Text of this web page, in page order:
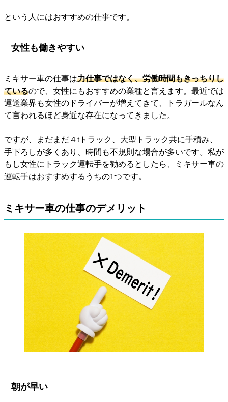
という人にはおすすめの仕事です。
女性も働きやすい
ミキサー車の仕事は力仕事ではなく、労働時間もきっちりし
ているので、女性にもおすすめの業種と言えます。最近では
運送業界も女性のドライバーが増えてきて、トラガールなん
て言われるほど身近な存在になってきました。
ですが、まだまだ４tトラック、大型トラック共に手積み、
手下ろしが多くあり、時間も不規則な場合が多いです。私が
もし女性にトラック運転手を勧めるとしたら、ミキサー車の
運転手はおすすめするうちの1つです。
ミキサー車の仕事のデメリット
朝が早い